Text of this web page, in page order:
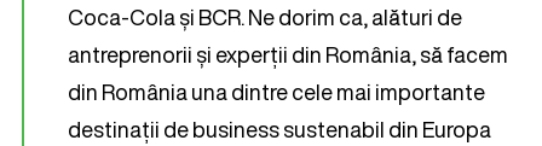
Coca-Cola și BCR. Ne dorim ca, alături de
antreprenorii și experții din România, să facem
din România una dintre cele mai importante
destinații de business sustenabil din Europa